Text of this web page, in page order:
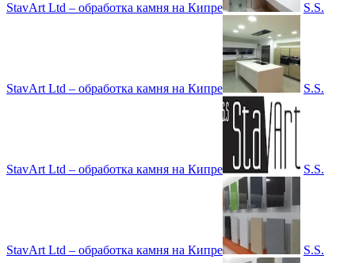
StavArt Ltd – обработка камня на Кипре S.S.
StavArt Ltd – обработка камня на Кипре S.S.
StavArt Ltd – обработка камня на Кипре S.S.
StavArt Ltd – обработка камня на Кипре S.S.